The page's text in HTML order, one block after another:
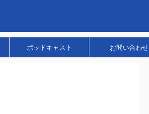
ポッドキャスト お問い合わせ